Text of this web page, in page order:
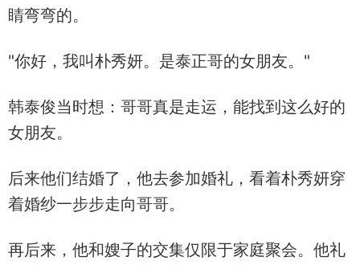
睛弯弯的。
"你好，我叫朴秀妍。是泰正哥的女朋友。"
韩泰俊当时想：哥哥真是走运，能找到这么好的
女朋友。
后来他们结婚了，他去参加婚礼，看着朴秀妍穿
着婚纱一步步走向哥哥。
再后来，他和嫂子的交集仅限于家庭聚会。他礼